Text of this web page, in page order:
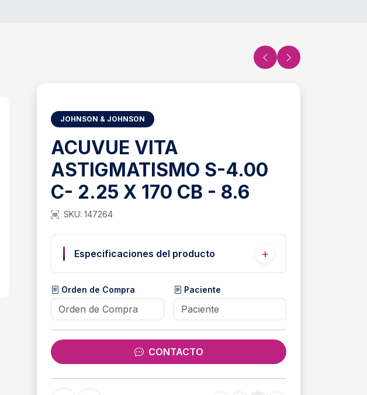
JOHNSON & JOHNSON
ACUVUE VITA
ASTIGMATISMO S-4.00
C- 2.25 X 170 CB - 8.6
SKU: 147264
Especificaciones del producto
Orden de Compra Paciente
CONTACTO